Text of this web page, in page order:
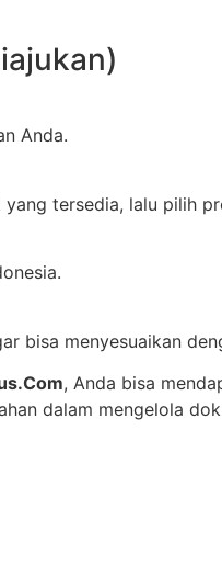
Anda.
tersedia, lalu pilih
bisa menyesuaikan
, Anda bisa
dalam mengelola